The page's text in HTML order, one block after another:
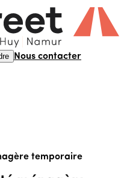
Nous contacter
temporaire